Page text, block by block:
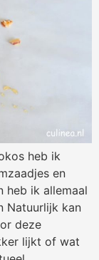
heb ik
en
heb ik allemaal
Natuurlijk kan
deze
lijkt of wat